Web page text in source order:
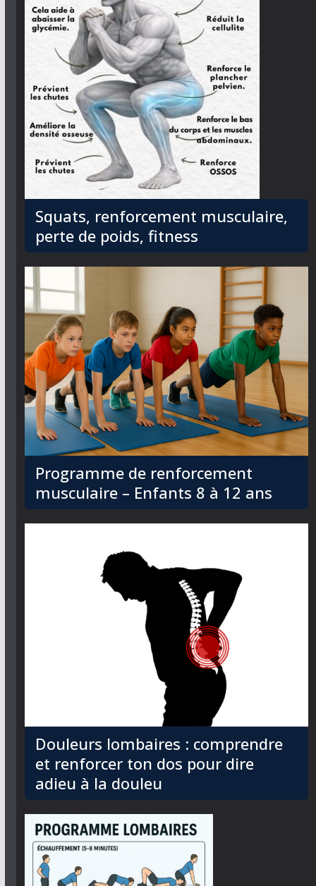
Squats, renforcement musculaire,
perte de poids, fitness
Programme de renforcement
musculaire – Enfants 8 à 12 ans
Douleurs lombaires : comprendre
et renforcer ton dos pour dire
adieu à la douleu